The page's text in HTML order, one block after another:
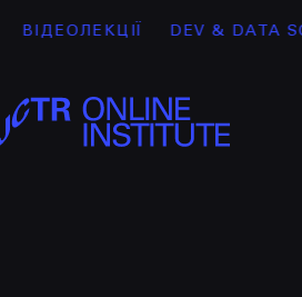
ВІДЕОЛЕКЦІЇ DEV & DATA